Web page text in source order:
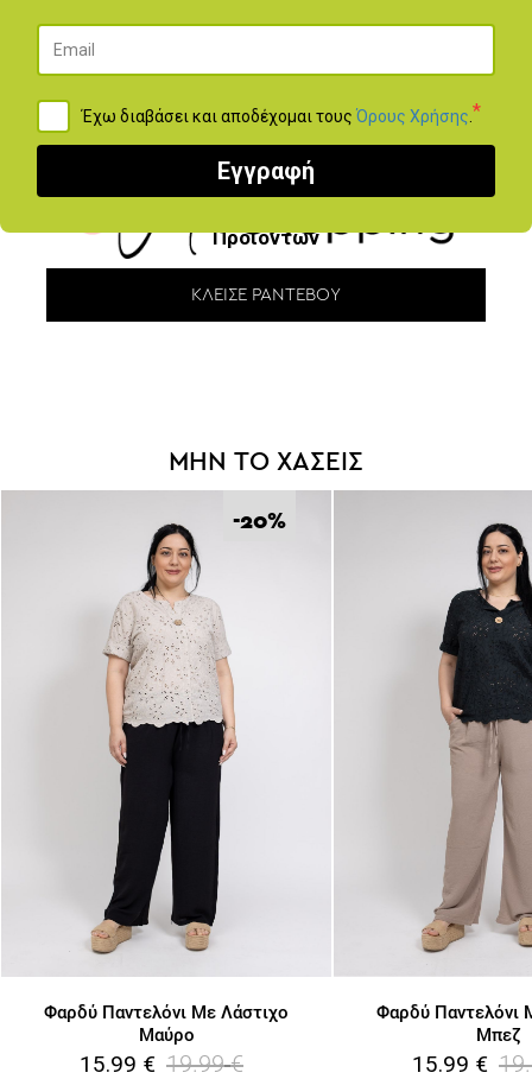
Προϊόντων
ΚΛΕΊΣΕ ΡΑΝΤΕΒΟΎ
ΜΗΝ ΤΟ ΧΑΣΕΙΣ
-20%
Φαρδύ Παντελόνι Με Λάστιχο
Μαύρο
15.99 € 19.99 €
Φαρδύ Παντελόνι
Μπεζ
15.99 €
Έχω διαβάσει και αποδέχομαι τουςΌρους Χρήσης *
Εγγραφή